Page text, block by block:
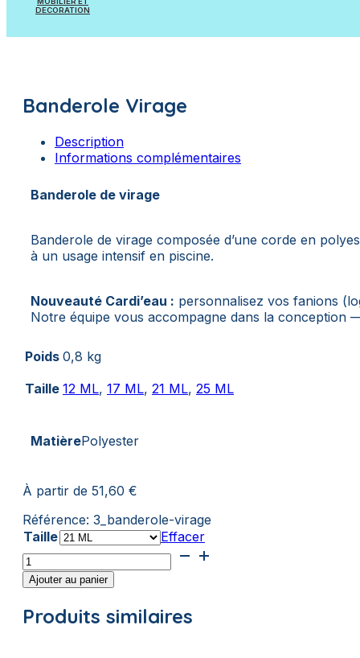
Pièces à sceller
DECORATION
Poissons à suspendre
Plantes artificielles
Banderole Virage
Description
Informations complémentaires
Banderole de virage
Banderole de virage composée d’une corde en
à un usage intensif en piscine.
Nouveauté Cardi’eau : personnalisez vos fanions
Notre équipe vous accompagne dans la conception
Poids 0,8 kg
Taille 12 ML, 17 ML, 21 ML, 25 ML
MatièrePolyester
À partir de 51,60 €
Référence: 3_banderole-virage
Taille
Effacer
quantité
de
Banderole
Ajouter au panier
Produits similaires